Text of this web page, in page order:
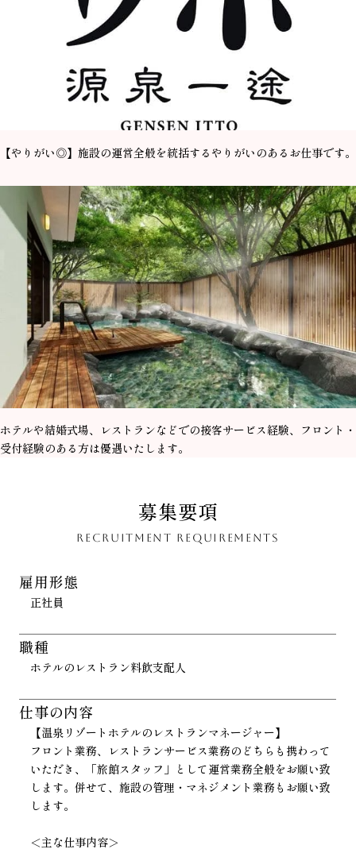
【やりがい◎】施設の運営全般を統括するやりがいのあるお仕事です。
ホテルや結婚式場、レストランなどでの接客サービス経験、フロント・
受付経験のある方は優遇いたします。
募集要項
RECRUITMENT REQUIREMENTS
雇用形態
正社員
職種
ホテルのレストラン料飲支配人
仕事の内容
【温泉リゾートホテルのレストランマネージャー】
フロント業務、レストランサービス業務のどちらも携わって
いただき、「旅館スタッフ」として運営業務全般をお願い致
します。併せて、施設の管理・マネジメント業務もお願い致
します。
＜主な仕事内容＞